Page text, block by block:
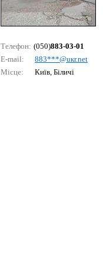
Телефон: (050)883-03-01
E-mail:
883***@uкr.nеt
Місце:
Київ, Біличі